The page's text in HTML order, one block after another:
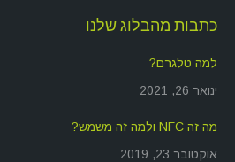
כתבות מהבלוג שלנו
למה טלגרם?
ינואר 26, 2021
מה זה NFC ולמה זה משמש?
אוקטובר 23, 2019